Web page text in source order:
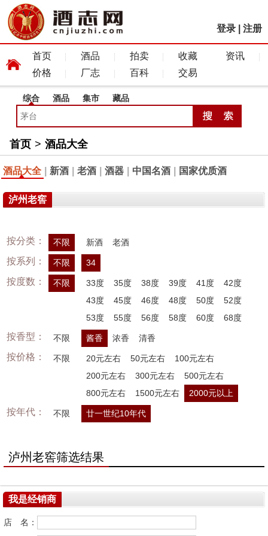
登录 注册
首页 酒品 拍卖 收藏
资讯
价格
厂志 百科 交易
综合 酒品 集市 藏品
首页 > 酒品大全
酒品大全 新酒 老酒 酒器 中国名酒 国家优质酒
泸州老窖
按分类： 不限 新酒 老酒
按系列： 不限 34
按度数： 不限 33度 35度 38度 39度 41度
42度
43度
45度 46度 48度 50度
52度
53度
55度 56度 58度 60度 68度
按香型： 不限 酱香 浓香 清香
按价格： 不限 20元左右 50元左右
100元左右
200元左右
300元左右
500元左右
800元左右
1500元左右 2000元以上
按年代： 不限 廿一世纪10年代
泸州老窖筛选结果
我是经销商
店 名：